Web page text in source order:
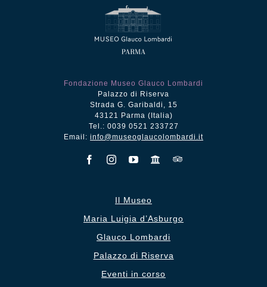
Fondazione Museo Glauco Lombardi
Palazzo di Riserva
Strada G. Garibaldi, 15
43121 Parma (Italia)
Tel.: 0039 0521 233727
Email: info@museoglaucolombardi.it
Il Museo
Maria Luigia d’Asburgo
Glauco Lombardi
Palazzo di Riserva
Eventi in corso